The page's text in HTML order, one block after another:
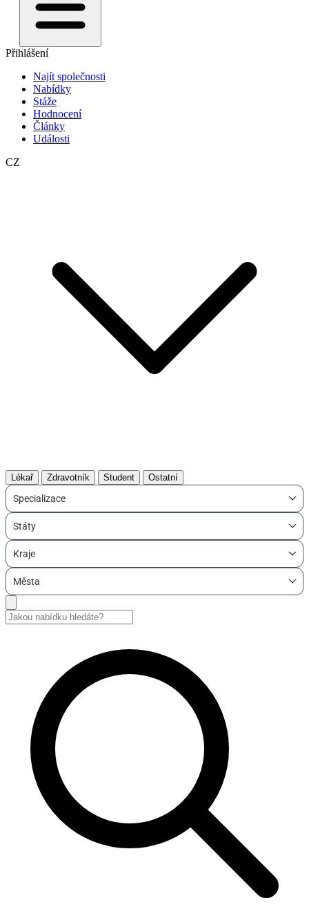
Přihlášení
Najít společnosti
Nabídky
Stáže
Hodnocení
Články
Události
CZ
Lékař Zdravotník Student Ostatní
Specializace
Státy
Kraje
Města